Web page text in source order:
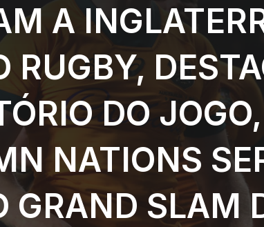
A
DO
NATIONS
GRAND SLAM